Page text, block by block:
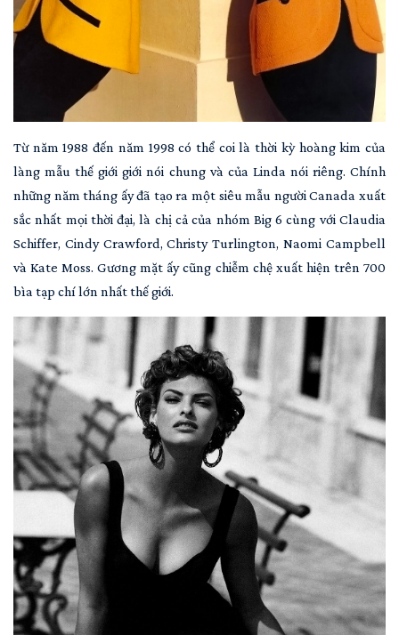
Từ năm 1988 đến năm 1998 có thể coi là thời kỳ hoàng kim của
làng mẫu thế giới giới nói chung và của Linda nói riêng. Chính
những năm tháng ấy đã tạo ra một siêu mẫu người Canada xuất
sắc nhất mọi thời đại, là chị cả của nhóm Big 6 cùng với Claudia
Schiffer, Cindy Crawford, Christy Turlington, Naomi Campbell
và Kate Moss. Gương mặt ấy cũng chiễm chệ xuất hiện trên 700
bìa tạp chí lớn nhất thế giới.